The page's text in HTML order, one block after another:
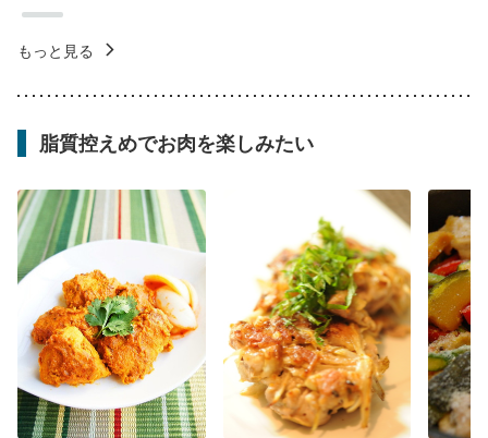
もっと見る
脂質控えめでお肉を楽しみたい